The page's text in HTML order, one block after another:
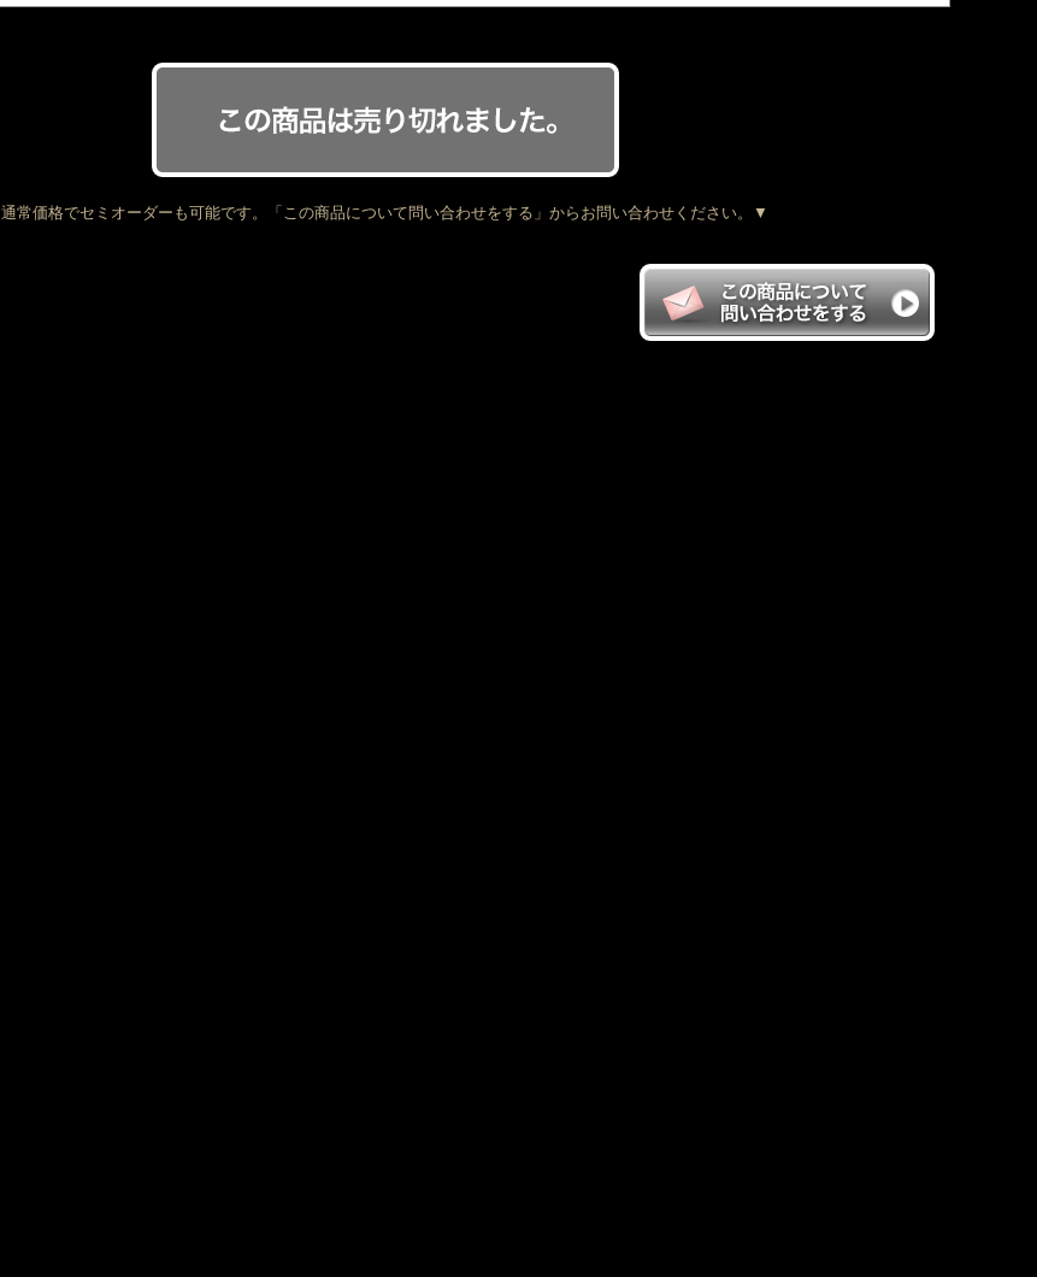
通常価格でセミオーダーも可能です。「この商品について問い合わせをする」からお問い合わせください。▼